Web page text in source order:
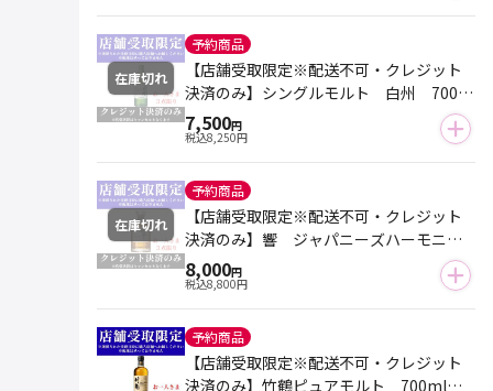
在庫切れ
予約商品
【店舗受取限定※配送不可・クレジット
決済のみ】シングルモルト 白州 700m
l（箱なし）※おひとり様３点まで
7,500円
税込8,250円
在庫切れ
予約商品
【店舗受取限定※配送不可・クレジット
決済のみ】響 ジャパニーズハーモニ
ー 700ml（箱なし）※おひとり様３点
まで
8,000円
税込8,800円
予約商品
【店舗受取限定※配送不可・クレジット
決済のみ】竹鶴ピュアモルト 700ml